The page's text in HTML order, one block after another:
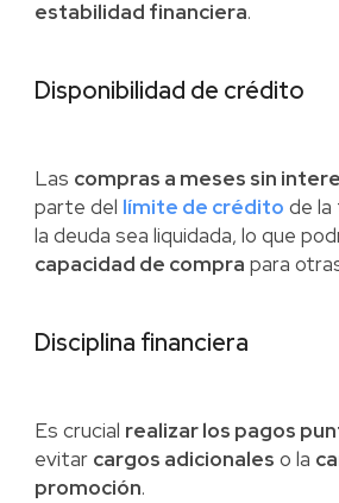
estabilidad financiera.
Disponibilidad de crédito
Las compras a meses sin
parte del límite de crédito de
la deuda sea liquidada, lo que
capacidad de compra para
Disciplina financiera
Es crucial realizar los pagos
evitar cargos adicionales o la
promoción.